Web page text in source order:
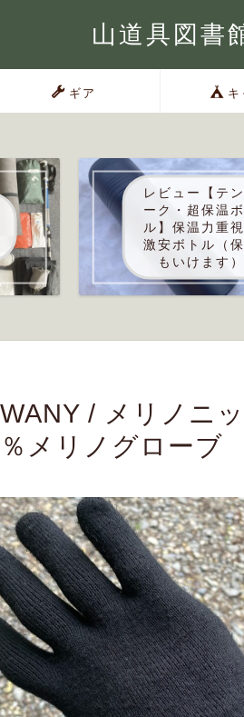
山道具図
ギア
レビュー【テ
ーク・超保温ボ
ル】保温力重
激安ボトル（
もいけます）
/ メリノニ
メリノグローブ